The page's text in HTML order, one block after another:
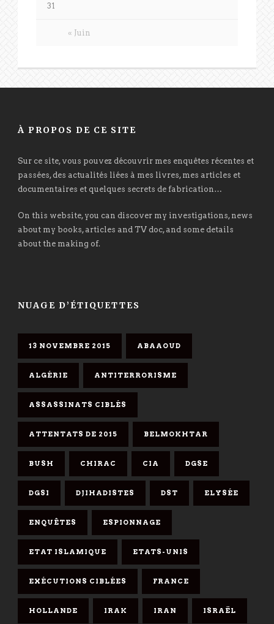
« Juin
31
À PROPOS DE CE SITE
Sur ce site, vous pouvez découvrir mes enquêtes récentes et
passées, des actualités liées à mes livres, mes articles et
documentaires et quelques secrets de fabrication…
On this website, you can discover my investigations, news
about my books, articles and TV doc, and some details
about the making of.
NUAGE D’ÉTIQUETTES
13 NOVEMBRE 2015 ABAAOUD
ALGÉRIE ANTITERRORISME
ASSASSINATS CIBLÉS
ATTENTATS DE 2015 BELMOKHTAR
BUSH CHIRAC CIA DGSE
DGSI DJIHADISTES DST ELYSÉE
ENQUÊTES ESPIONNAGE
ETAT ISLAMIQUE ETATS-UNIS
EXÉCUTIONS CIBLÉES FRANCE
HOLLANDE IRAK IRAN ISRAËL